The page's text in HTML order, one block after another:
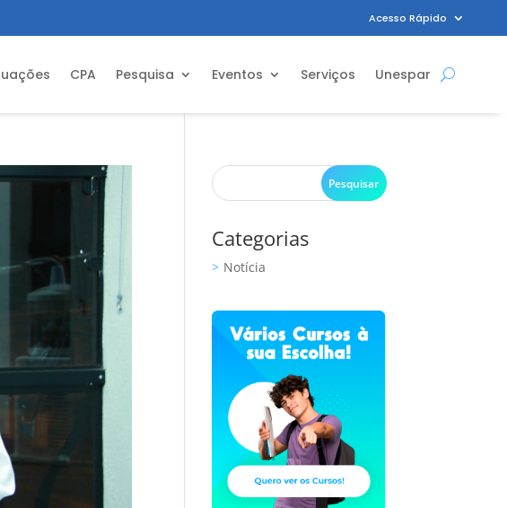
Acesso Rápido
CPA Pesquisa Eventos Serviços Unespar
Categorias
Notícia